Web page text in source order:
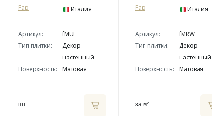
Fap Италия
Артикул:
fMUF
Тип плитки:
Декор
настенный
Поверхность:
Матовая
шт
Fap Италия
Артикул:
fMRW
Тип плитки:
Декор
настенный
Поверхность:
Матовая
за м²